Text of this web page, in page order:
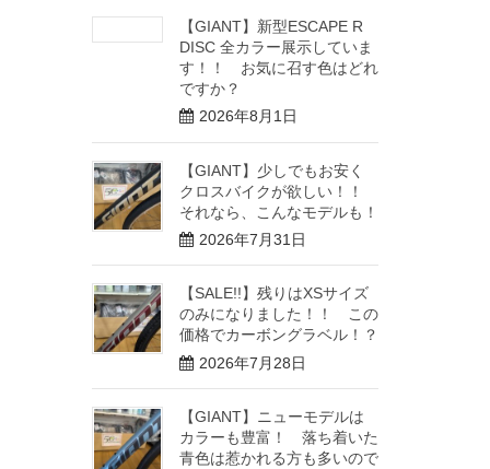
【GIANT】新型ESCAPE R
DISC 全カラー展示していま
す！！ お気に召す色はどれ
ですか？
2026年8月1日
【GIANT】少しでもお安く
クロスバイクが欲しい！！
それなら、こんなモデルも！
2026年7月31日
【SALE!!】残りはXSサイズ
のみになりました！！ この
価格でカーボングラベル！？
2026年7月28日
【GIANT】ニューモデルは
カラーも豊富！ 落ち着いた
青色は惹かれる方も多いので